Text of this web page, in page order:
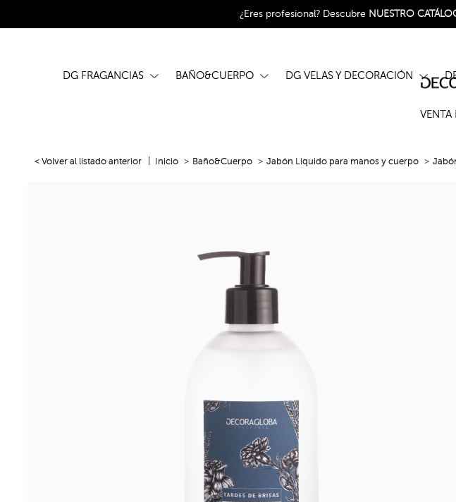
¿Eres profesional? Descubre NUESTRO
DG FRAGANCIAS BAÑO&CUERPO DG VELAS Y DECORACIÓN
< Volver al listado anterior Inicio Baño&Cuerpo Jabón Liquido para manos y cuerpo